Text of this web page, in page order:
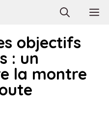
objectifs
: un
la montre